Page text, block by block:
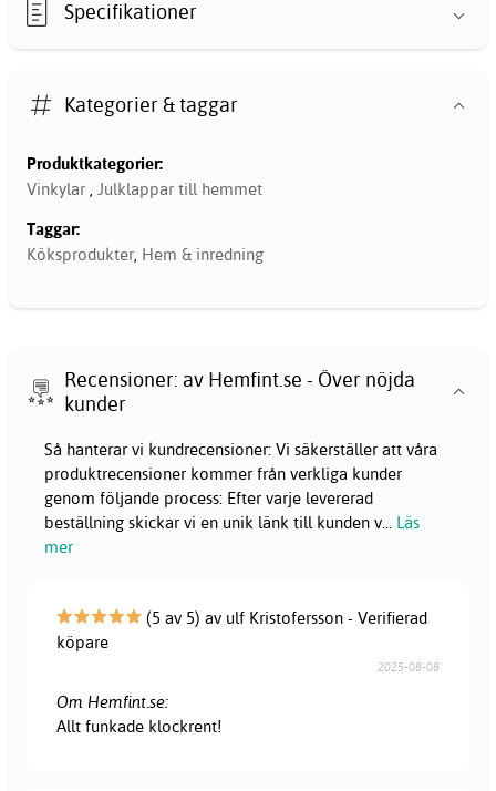
Specifikationer
Kategorier & taggar
Produktkategorier:
Vinkylar , Julklappar till hemmet
Taggar:
Köksprodukter, Hem & inredning
Recensioner: av Hemfint.se - Över nöjda
kunder
Så hanterar vi kundrecensioner: Vi säkerställer att våra
produktrecensioner kommer från verkliga kunder
genom följande process: Efter varje levererad
beställning skickar vi en unik länk till kunden v... Läs
mer
(5 av 5) av ulf Kristofersson - Verifierad
köpare
2025-08-08
Om Hemfint.se:
Allt funkade klockrent!